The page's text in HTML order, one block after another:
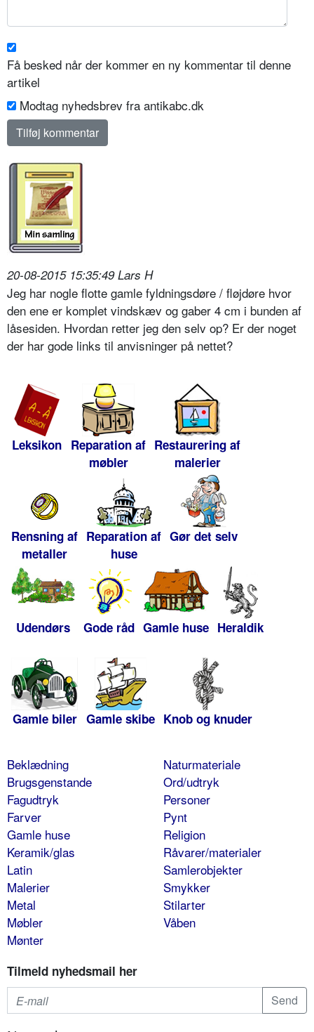
Få besked når der kommer en ny kommentar til denne
artikel
Modtag nyhedsbrev fra antikabc.dk
20-08-2015 15:35:49 Lars H
Jeg har nogle flotte gamle fyldningsdøre / fløjdøre hvor
den ene er komplet vindskæv og gaber 4 cm i bunden af
låsesiden. Hvordan retter jeg den selv op? Er der noget
der har gode links til anvisninger på nettet?
Leksikon Reparation af
møbler
Restaurering af
malerier
Rensning af
metaller
Reparation af
huse
Gør det selv
Udendørs Gode råd Gamle huse Heraldik
Gamle biler Gamle skibe Knob og knuder
Beklædning
Brugsgenstande
Fagudtryk
Farver
Gamle huse
Keramik/glas
Latin
Malerier
Metal
Møbler
Mønter
Naturmateriale
Ord/udtryk
Personer
Pynt
Religion
Råvarer/materialer
Samlerobjekter
Smykker
Stilarter
Våben
Tilmeld nyhedsmail her